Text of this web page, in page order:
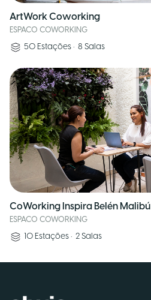
ArtWork Coworking
ESPACO COWORKING
50 Estações • 8 Salas
CoWorking Inspira Belén Malibú
ESPACO COWORKING
10 Estações • 2 Salas